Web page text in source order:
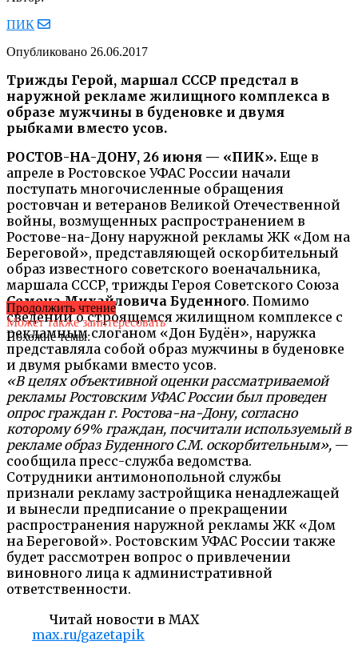
ПИК
Опубликовано 26.06.2017
Трижды Герой, маршал СССР предстал в
наружной рекламе жилищного комплекса в
образе мужчины в буденовке и двумя
рыбками вместо усов.
РОСТОВ-НА-ДОНУ, 26 июня — «ПИК». Еще в
апреле в Ростовское УФАС России начали
поступать многочисленные обращения
ростовчан и ветеранов Великой Отечественной
войны, возмущенных распространением в
Ростове-на-Дону наружной рекламы ЖК «Дом на
Береговой», представляющей оскорбительный
образ известного советского военачальника,
маршала СССР, трижды Героя Советского Союза
Семена Михайловича Буденного. Помимо
сведений о строящемся жилищном комплексе с
рекламным слоганом «Дон Будён», наружка
представляла собой образ мужчины в буденовке
и двумя рыбками вместо усов.
«В целях объективной оценки рассматриваемой
рекламы Ростовским УФАС России был проведен
опрос граждан г. Ростова-на-Дону, согласно
которому 69% граждан, посчитали используемый в
рекламе образ Буденного С.М. оскорбительным», —
сообщила пресс-служба ведомства.
Сотрудники антимонопольной службы
признали рекламу застройщика ненадлежащей
и вынесли предписание о прекращении
распространения наружной рекламы ЖК «Дом
на Береговой». Ростовским УФАС России также
будет рассмотрен вопрос о привлечении
виновного лица к административной
ответственности.
Читай новости в MAX
max.ru/gazetapik
Продолжить чтение
Может также заинтересовать
Похожие темы: